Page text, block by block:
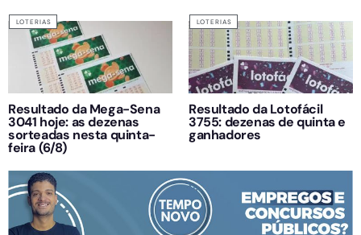
LOTERIAS
Resultado da Mega-Sena
3041 hoje: as dezenas
sorteadas nesta quinta-
feira (6/8)
LOTERIAS
Resultado da Lotofácil
3755: dezenas de quinta e
ganhadores